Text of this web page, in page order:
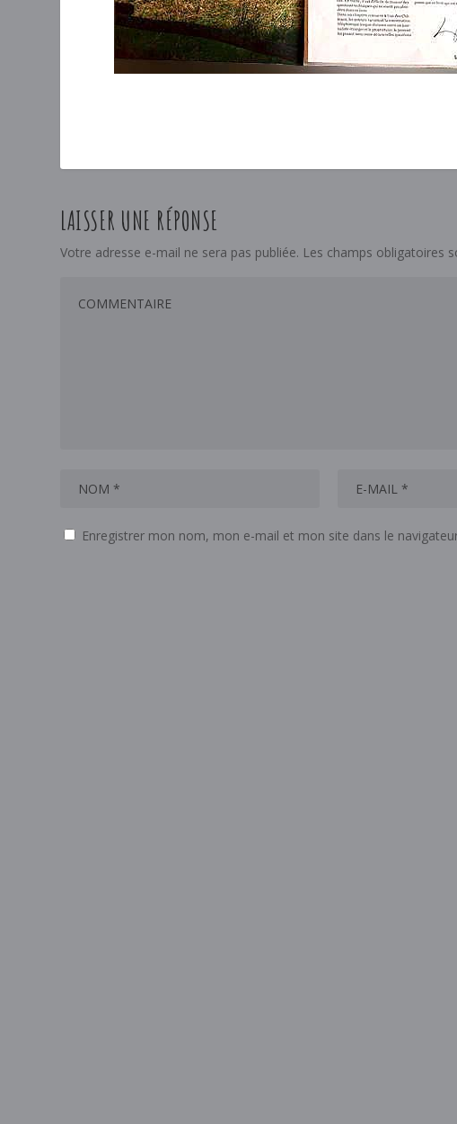
LAISSER UNE RÉPONSE
Votre adresse e-mail ne sera pas publiée. Les champs obligatoires
Enregistrer mon nom, mon e-mail et mon site dans le